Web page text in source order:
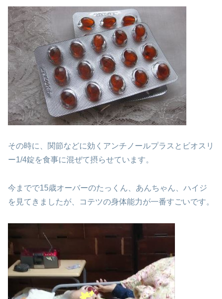
その時に、関節などに効くアンチノールプラスと ビオスリ
ー1/4錠を食事に混ぜて摂らせています。
今までで15歳オーバーのたっくん、あんちゃん、ハイジ
を 見てきましたが、コテツの身体能力が一番すごいです。